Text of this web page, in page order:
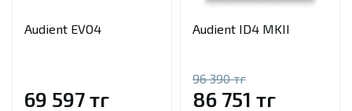
Audient EVO4
69 597 тг
Audient ID4 MKII
96 390 тг
86 751 тг